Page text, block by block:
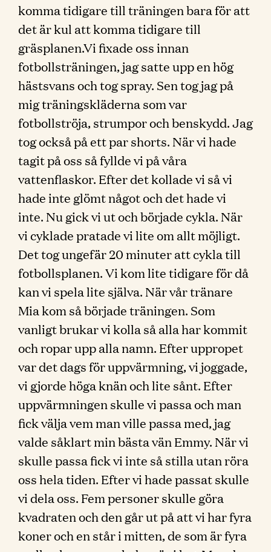
komma tidigare till träningen bara för att
det är kul att komma tidigare till
gräsplanen.Vi fixade oss innan
fotbollsträningen, jag satte upp en hög
hästsvans och tog spray. Sen tog jag på
mig träningskläderna som var
fotbollströja, strumpor och benskydd. Jag
tog också på ett par shorts. När vi hade
tagit på oss så fyllde vi på våra
vattenflaskor. Efter det kollade vi så vi
hade inte glömt något och det hade vi
inte. Nu gick vi ut och började cykla. När
vi cyklade pratade vi lite om allt möjligt.
Det tog ungefär 20 minuter att cykla till
fotbollsplanen. Vi kom lite tidigare för då
kan vi spela lite själva. När vår tränare
Mia kom så började träningen. Som
vanligt brukar vi kolla så alla har kommit
och ropar upp alla namn. Efter uppropet
var det dags för uppvärmning, vi joggade,
vi gjorde höga knän och lite sånt. Efter
uppvärmningen skulle vi passa och man
fick välja vem man ville passa med, jag
valde såklart min bästa vän Emmy. När vi
skulle passa fick vi inte så stilla utan röra
oss hela tiden. Efter vi hade passat skulle
vi dela oss. Fem personer skulle göra
kvadraten och den går ut på att vi har fyra
koner och en står i mitten, de som är fyra